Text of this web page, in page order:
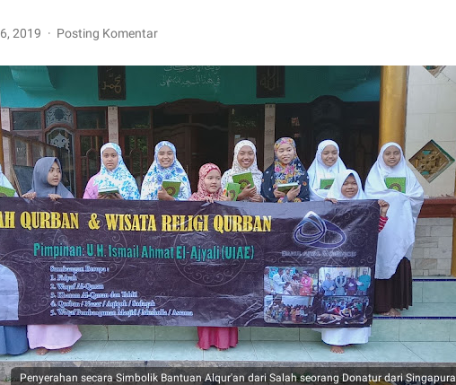
2019 Posting Komentar
Penyerahan secara Simbolik Bantuan Alqur'an dari Salah seorang Donatur dari Singapura